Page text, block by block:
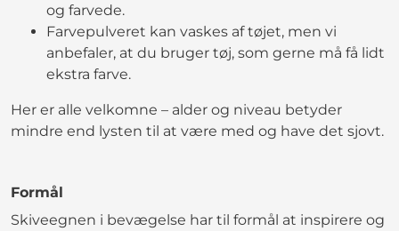
og farvede.
Farvepulveret kan vaskes af tøjet, men vi
anbefaler, at du bruger tøj, som gerne må få lidt
ekstra farve.
Her er alle velkomne – alder og niveau betyder
mindre end lysten til at være med og have det sjovt.
Formål
Skiveegnen i bevægelse har til formål at inspirere og